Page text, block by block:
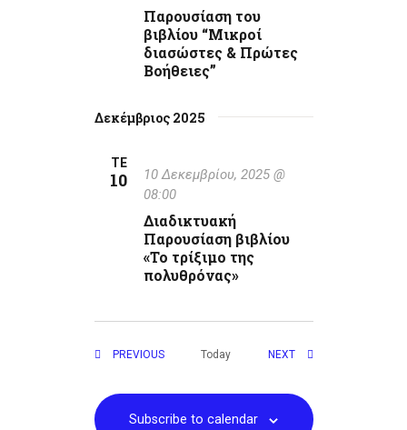
Παρουσίαση του
βιβλίου “Μικροί
διασώστες & Πρώτες
Βοήθειες”
Δεκέμβριος 2025
ΤΕ
10
Διαδικτυακή
Παρουσίαση βιβλίου
«Το τρίξιμο της
πολυθρόνας»
10 Δεκεμβρίου, 2025 @
08:00
PREVIOUSEVENTSToday NEXT EVENTS
Subscribe to calendar